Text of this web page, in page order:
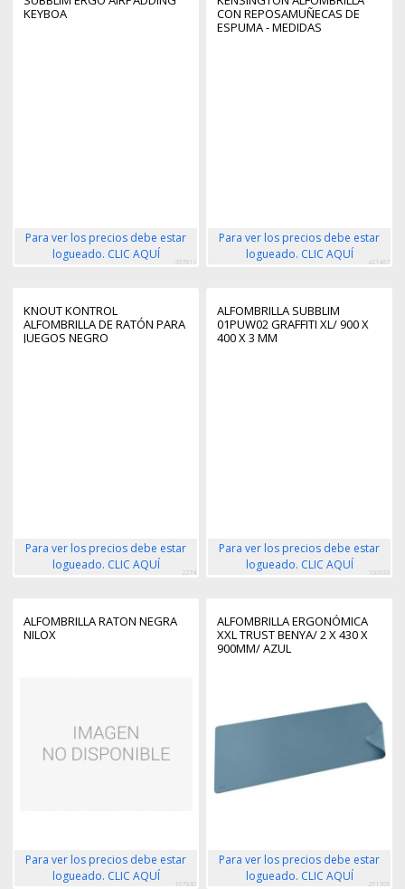
KEYBOA
Para ver los precios debe estar
logueado. CLIC AQUÍ
397811
CON REPOSAMUÑECAS DE
ESPUMA - MEDIDAS
Para ver los precios debe estar
logueado. CLIC AQUÍ
421467
KNOUT KONTROL
ALFOMBRILLA DE RATÓN PARA
JUEGOS NEGRO
Para ver los precios debe estar
logueado. CLIC AQUÍ
2274
ALFOMBRILLA SUBBLIM
01PUW02 GRAFFITI XL/ 900 X
400 X 3 MM
Para ver los precios debe estar
logueado. CLIC AQUÍ
100633
ALFOMBRILLA RATON NEGRA
NILOX
Para ver los precios debe estar
logueado. CLIC AQUÍ
167930
ALFOMBRILLA ERGONÓMICA
XXL TRUST BENYA/ 2 X 430 X
900MM/ AZUL
Para ver los precios debe estar
logueado. CLIC AQUÍ
251706